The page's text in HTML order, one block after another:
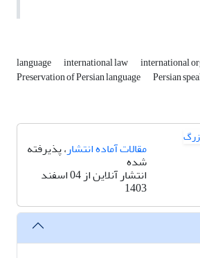
language international law international
Preservation of Persian language Persian
مقالات آماده انتشار، پذیرفته
شده
انتشار آنلاین از 04 اسفند
1403